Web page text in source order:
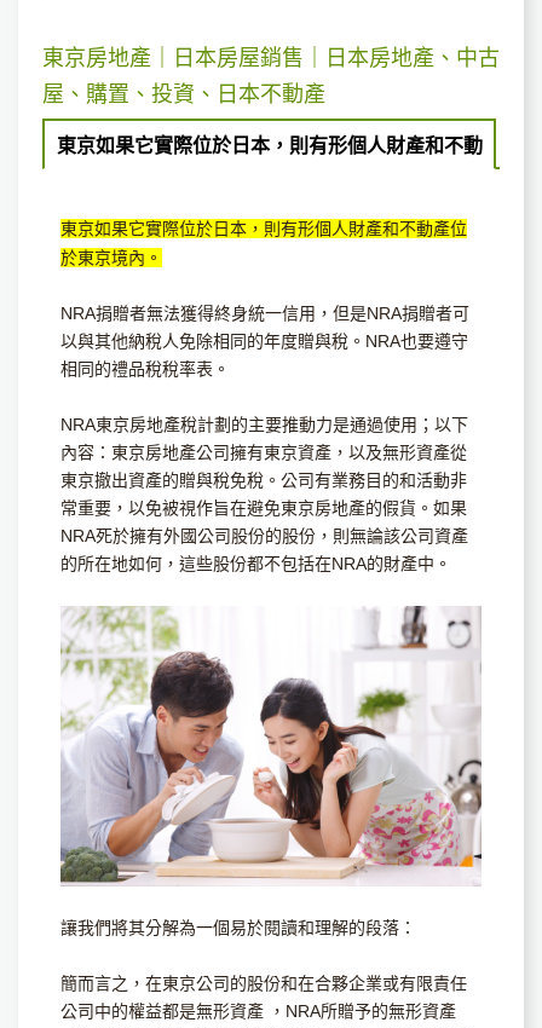
東京房地產｜日本房屋銷售｜日本房地產、中古
屋、購置、投資、日本不動產
東京如果它實際位於日本，則有形個人財產和不動
東京如果它實際位於日本，則有形個人財產和不動產位
於東京境內。
NRA捐贈者無法獲得終身統一信用，但是NRA捐贈者可
以與其他納稅人免除相同的年度贈與稅。NRA也要遵守
相同的禮品稅稅率表。
NRA東京房地產稅計劃的主要推動力是通過使用；以下
內容：東京房地產公司擁有東京資產，以及無形資產從
東京撤出資產的贈與稅免稅。公司有業務目的和活動非
常重要，以免被視作旨在避免東京房地產的假貨。如果
NRA死於擁有外國公司股份的股份，則無論該公司資產
的所在地如何，這些股份都不包括在NRA的財產中。
讓我們將其分解為一個易於閱讀和理解的段落：
簡而言之，在東京公司的股份和在合夥企業或有限責任
公司中的權益都是無形資產 ，NRA所贈予的無形資產